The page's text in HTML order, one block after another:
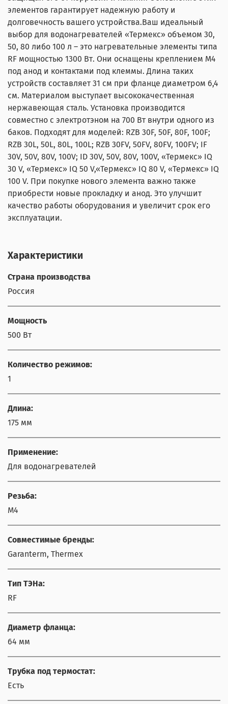
элементов гарантирует надежную работу и
долговечность вашего устройства.Ваш идеальный
выбор для водонагревателей «Термекс» объемом 30,
50, 80 либо 100 л – это нагревательные элементы типа
RF мощностью 1300 Вт. Они оснащены креплением M4
под анод и контактами под клеммы. Длина таких
устройств составляет 31 см при фланце диаметром 6,4
см. Материалом выступает высококачественная
нержавеющая сталь. Установка производится
совместно с электротэном на 700 Вт внутри одного из
баков. Подходят для моделей: RZB 30F, 50F, 80F, 100F;
RZB 30L, 50L, 80L, 100L; RZB 30FV, 50FV, 80FV, 100FV; IF
30V, 50V, 80V, 100V; ID 30V, 50V, 80V, 100V, «Термекс» IQ
30 V, «Термекс» IQ 50 V,«Термекс» IQ 80 V, «Термекс» IQ
100 V. При покупке нового элемента важно также
приобрести новые прокладку и анод. Это улучшит
качество работы оборудования и увеличит срок его
эксплуатации.
Характеристики
Страна производства
Россия
Мощность
500 Вт
Количество режимов:
1
Длина:
175 мм
Применение:
Для водонагревателей
Резьба:
М4
Совместимые бренды:
Garanterm, Thermex
Тип ТЭНа:
RF
Диаметр фланца:
64 мм
Трубка под термостат:
Есть